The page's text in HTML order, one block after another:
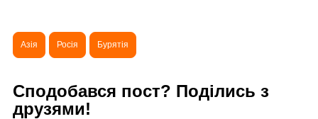
Азія Росія Бурятія
Сподобався пост? Поділись з
друзями!